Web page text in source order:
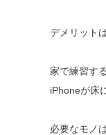
デメリット
家で練習す
iPhoneが床
必要なモノ